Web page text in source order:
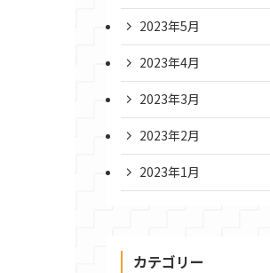
2023年5月
2023年4月
2023年3月
2023年2月
2023年1月
カテゴリー